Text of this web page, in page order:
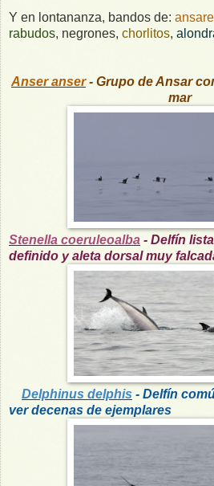
Y en lontananza, bandos de:
rabudos, negrones, chorlitos,
Anser anser- Grupo de Ansar
mar
Stenella coeruleoalba - Delfín
definido y aleta dorsal muy
Delphinus delphis - Delfín
ver decenas de ejemplares